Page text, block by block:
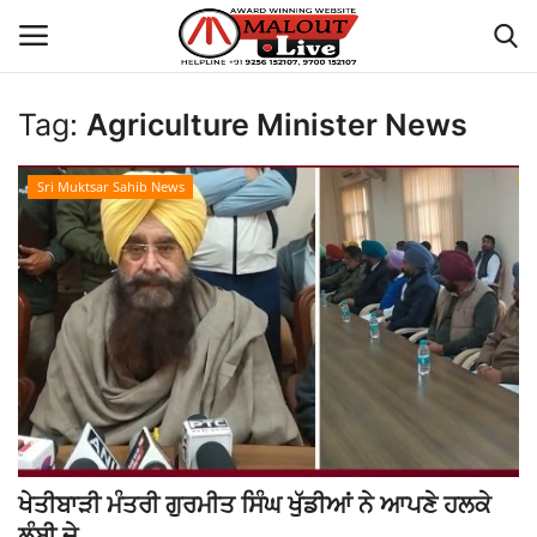
Login Register
Home
About Us
How to Reach Malout
Privacy Policy
Malout News
History of Malout
Tag: Agriculture Minister News
Sri Muktsar Sahib News
ਖੇਤੀਬਾੜੀ ਮੰਤਰੀ ਗੁਰਮੀਤ ਸਿੰਘ ਖੁੱਡੀਆਂ ਨੇ ਆਪਣੇ ਹਲਕੇ